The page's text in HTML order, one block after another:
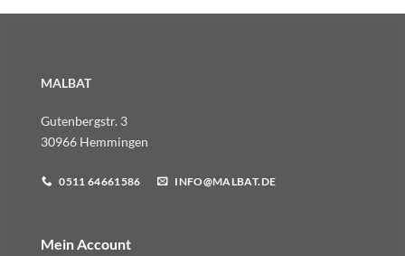
MALBAT
Gutenbergstr. 3
30966 Hemmingen
0511 64661586 INFO@MALBAT.DE
Mein Account